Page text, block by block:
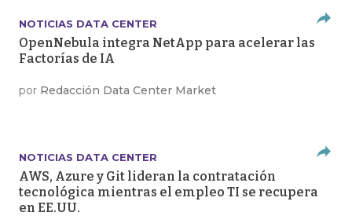
NOTICIAS DATA CENTER
OpenNebula integra NetApp para acelerar las
Factorías de IA
por Redacción Data Center Market
NOTICIAS DATA CENTER
AWS, Azure y Git lideran la contratación
tecnológica mientras el empleo TI se recupera
en EE.UU.